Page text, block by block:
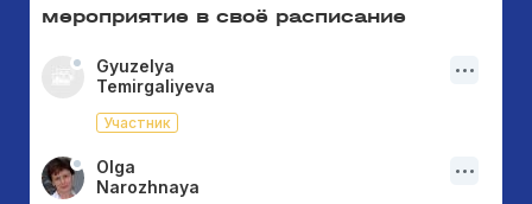
мероприятие в своё расписание
Gyuzelya
Temirgaliyeva
Участник
Olga
Narozhnaya